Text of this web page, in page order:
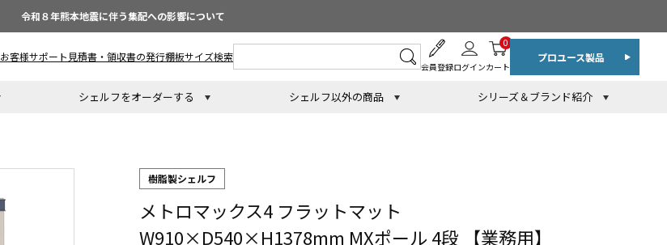
令和８年熊本地震に伴う集配への影響について
お客様サポート 見積書・領収書の発行棚板サイズ検索
会員登録ログインカート
0
プロユース製品
シェルフをオーダーする シェルフ以外の商品 シリーズ＆ブランド紹介
樹脂製シェルフ
メトロマックス4 フラットマット
W910×D540×H1378mm MXポール 4段 【業務用】